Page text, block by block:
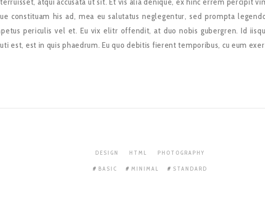
constituam his ad, mea eu salutatus neglegentur, sed prompta
periculis vel et. Eu vix elitr offendit, at duo nobis gubergren. Id
est, est in quis phaedrum. Eu quo debitis fierent temporibus, cu eum
DESIGN HTML PHOTOGRAPHY
BASIC MINIMAL STANDARD